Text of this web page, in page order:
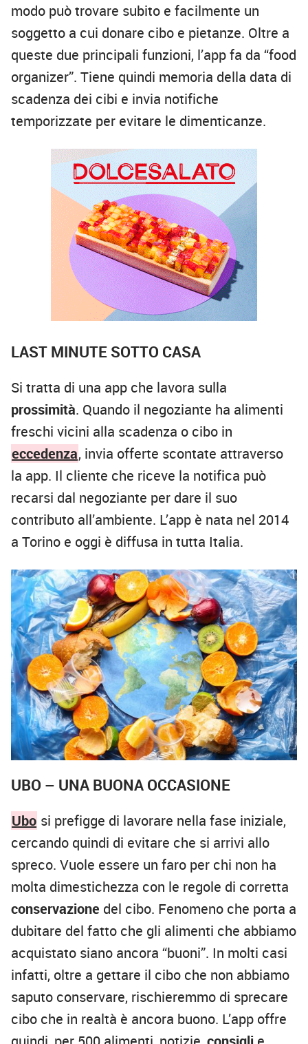
modo può trovare subito e facilmente un
soggetto a cui donare cibo e pietanze. Oltre a
queste due principali funzioni, l’app fa da “food
organizer”. Tiene quindi memoria della data di
scadenza dei cibi e invia notifiche
temporizzate per evitare le dimenticanze.
LAST MINUTE SOTTO CASA
Si tratta di una app che lavora sulla
prossimità. Quando il negoziante ha alimenti
freschi vicini alla scadenza o cibo in
eccedenza, invia offerte scontate attraverso
la app. Il cliente che riceve la notifica può
recarsi dal negoziante per dare il suo
contributo all’ambiente. L’app è nata nel 2014
a Torino e oggi è diffusa in tutta Italia.
UBO – UNA BUONA OCCASIONE
Ubo si prefigge di lavorare nella fase iniziale,
cercando quindi di evitare che si arrivi allo
spreco. Vuole essere un faro per chi non ha
molta dimestichezza con le regole di corretta
conservazione del cibo. Fenomeno che porta a
dubitare del fatto che gli alimenti che abbiamo
acquistato siano ancora “buoni”. In molti casi
infatti, oltre a gettare il cibo che non abbiamo
saputo conservare, rischieremmo di sprecare
cibo che in realtà è ancora buono. L’app offre